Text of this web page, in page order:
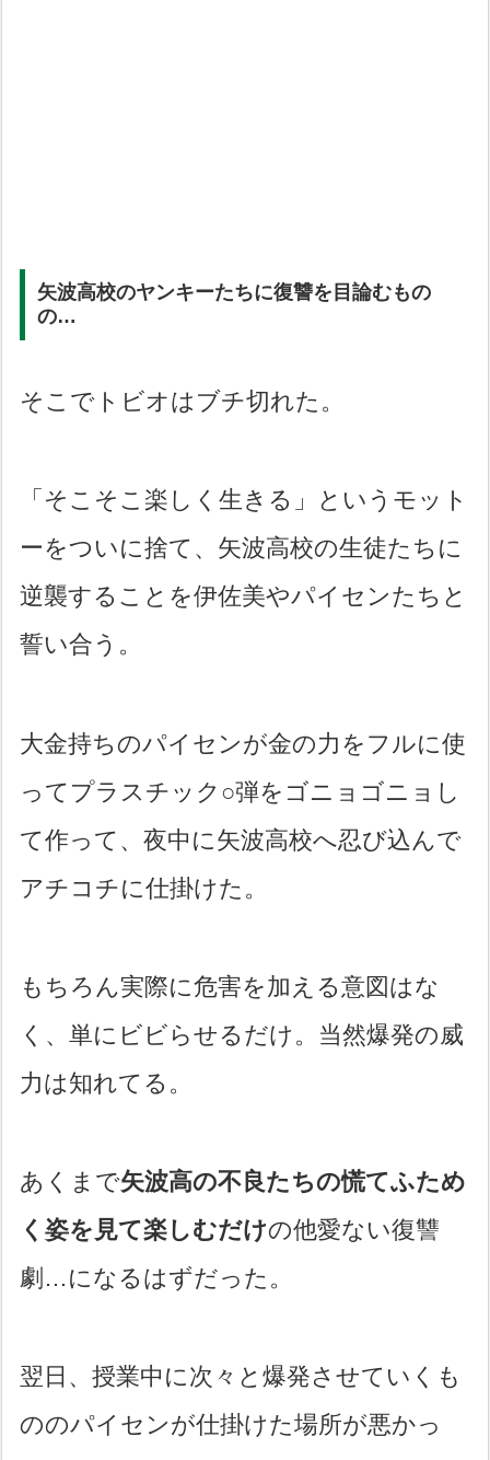
矢波高校のヤンキーたちに復讐を目論むもの
の…
そこでトビオはブチ切れた。
「そこそこ楽しく生きる」というモット
ーをついに捨て、矢波高校の生徒たちに
逆襲することを伊佐美やパイセンたちと
誓い合う。
大金持ちのパイセンが金の力をフルに使
ってプラスチック○弾をゴニョゴニョし
て作って、夜中に矢波高校へ忍び込んで
アチコチに仕掛けた。
もちろん実際に危害を加える意図はな
く、単にビビらせるだけ。当然爆発の威
力は知れてる。
あくまで矢波高の不良たちの慌てふため
く姿を見て楽しむだけの他愛ない復讐
劇…になるはずだった。
翌日、授業中に次々と爆発させていくも
ののパイセンが仕掛けた場所が悪かっ